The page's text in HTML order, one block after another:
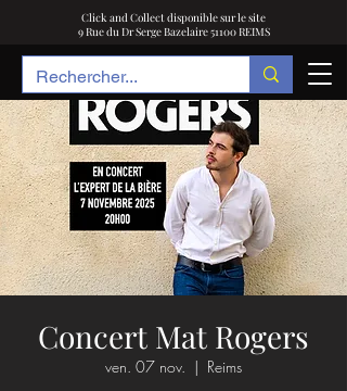
Click and Collect disponible sur le site
9 Rue du Dr Serge Bazelaire 51100 REIMS
Concert Mat Rogers
ven. 07 nov.
  |
Reims